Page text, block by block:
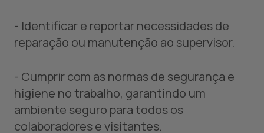
- Identificar e reportar necessidades de
reparação ou manutenção ao supervisor.
- Cumprir com as normas de segurança e
higiene no trabalho, garantindo um
ambiente seguro para todos os
colaboradores e visitantes.